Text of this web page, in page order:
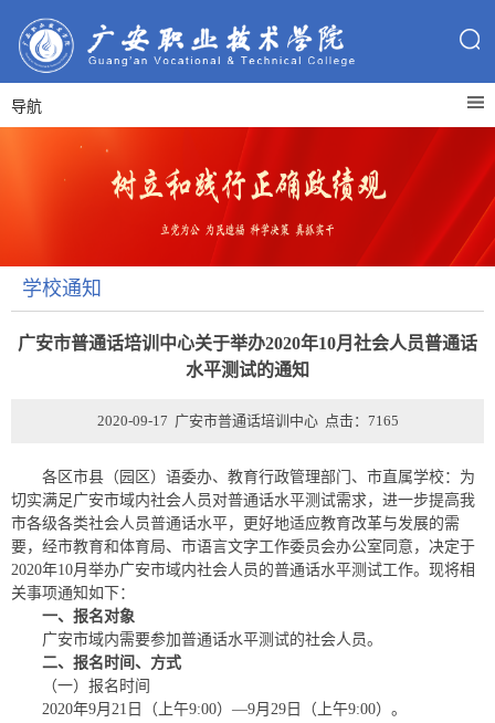
导航
学校通知
广安市普通话培训中心关于举办2020年10月社会人员普通话
水平测试的通知
2020-09-17 广安市普通话培训中心 点击： 7165
各区市县（园区）语委办、教育行政管理部门、市直属学校：为
切实满足广安市域内社会人员对普通话水平测试需求，进一步提高我
市各级各类社会人员普通话水平，更好地适应教育改革与发展的需
要，经市教育和体育局、市语言文字工作委员会办公室同意，决定于
2020年10月举办广安市域内社会人员的普通话水平测试工作。现将相
关事项通知如下：
一、报名对象
广安市域内需要参加普通话水平测试的社会人员。
二、报名时间、方式
（一）报名时间
2020年9月21日（上午9:00）—9月29日（上午9:00）。